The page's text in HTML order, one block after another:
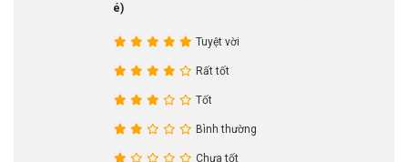
nhé)
Tuyệt vời
Rất tốt
Tốt
Bình thường
Chưa tốt